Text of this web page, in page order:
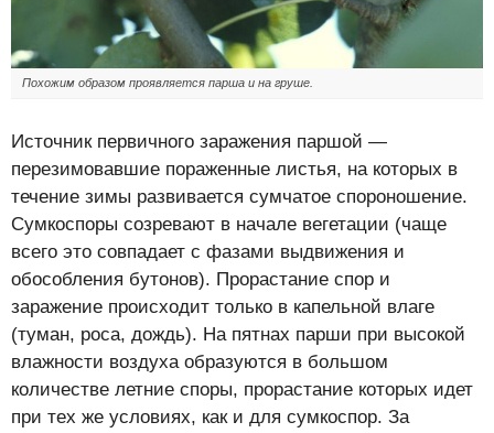
Похожим образом проявляется парша и на груше.
Источник первичного заражения паршой —
перезимовавшие пораженные листья, на которых в
течение зимы развивается сумчатое спороношение.
Сумкоспоры созревают в начале вегетации (чаще
всего это совпадает с фазами выдвижения и
обособления бутонов). Прорастание спор и
заражение происходит только в капельной влаге
(туман, роса, дождь). На пятнах парши при высокой
влажности воздуха образуются в большом
количестве летние споры, прорастание которых идет
при тех же условиях, как и для сумкоспор. За